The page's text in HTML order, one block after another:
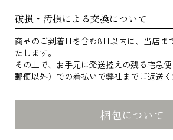
破損・汚損による交換について
商品のご到着日を含む8日以内に、当店ま
たします。
その上で、お手元に発送控えの残る宅急
郵便以外）での着払いで弊社までご返送く
梱包について